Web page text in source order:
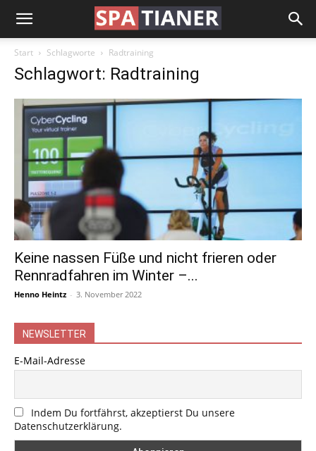
Start Schlagworte Radtraining
Schlagwort: Radtraining
Keine nassen Füße und nicht frieren oder
Rennradfahren im Winter –...
Henno Heintz - 3. November 2022
NEWSLETTER
E-Mail-Adresse
Indem Du fortfährst, akzeptierst Du unsere
Datenschutzerklärung.